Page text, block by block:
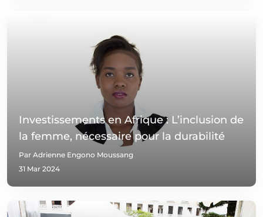
Investissements en Afrique : L’inclusion de
la femme, nécessaire pour la durabilité
Par Adrienne Engono Moussang
31 Mar 2024